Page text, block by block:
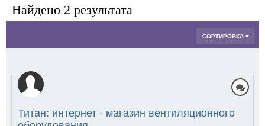
Найдено 2 результата
СОРТИРОВКА
Титан: интернет - магазин вентиляционного